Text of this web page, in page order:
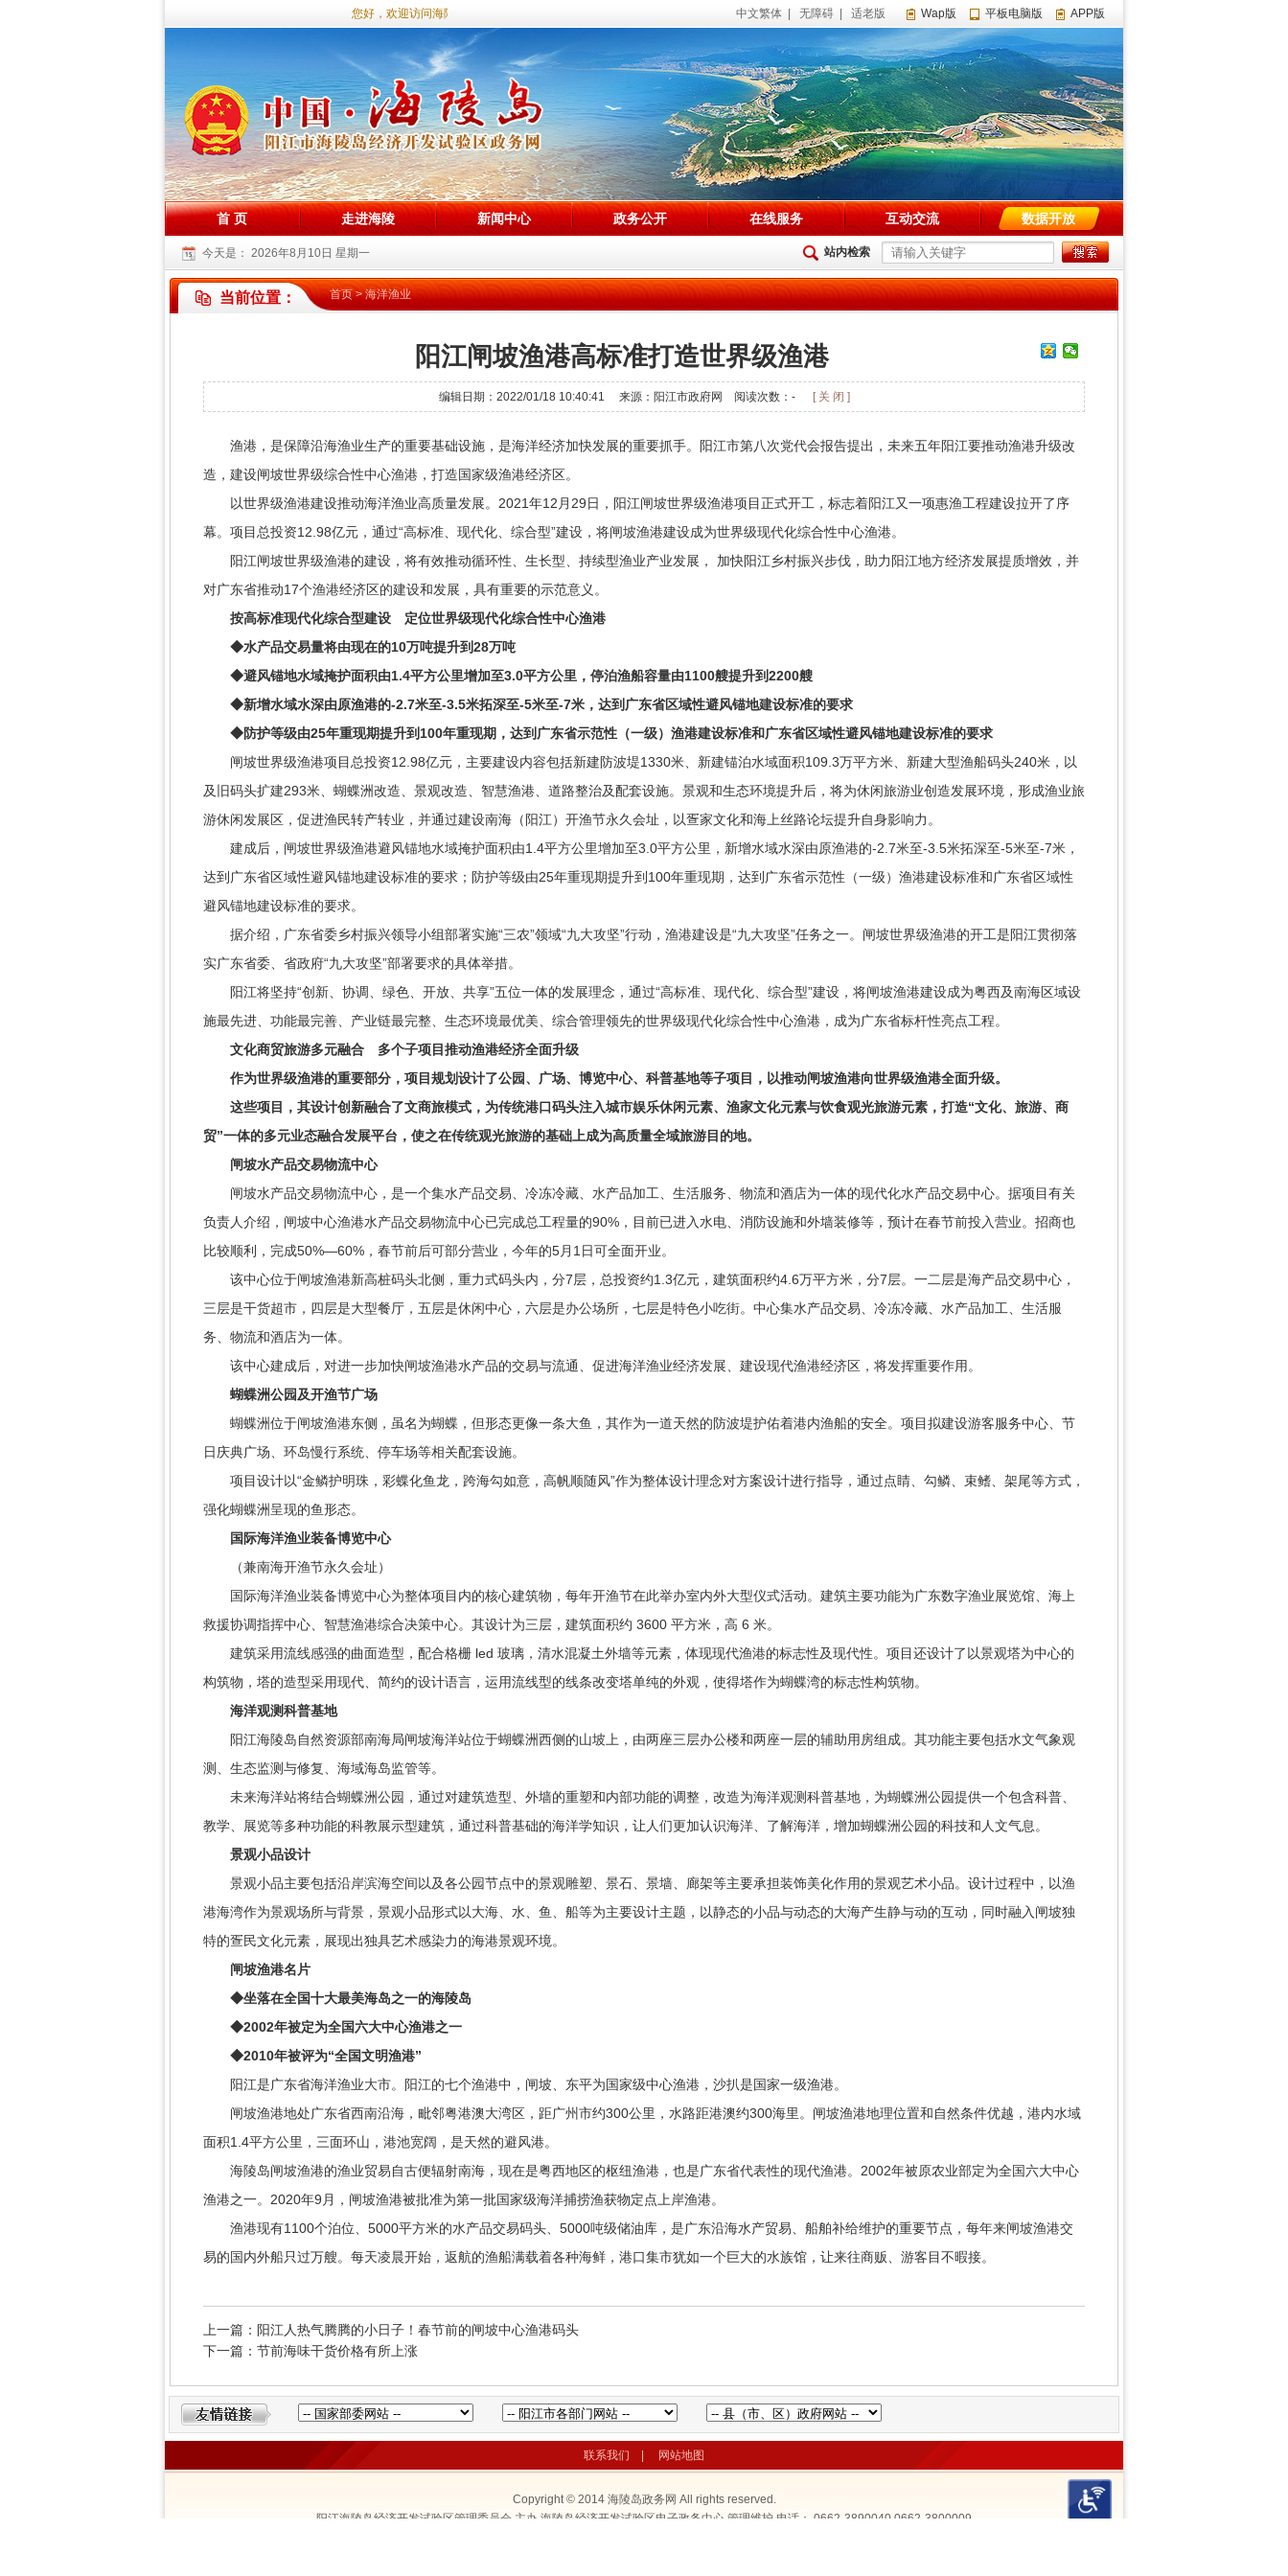
您好，欢迎访问海陵试验区政务网站！ 中文繁体 无障碍 适老版 Wap版 平板电脑版 APP版
首 页 走进海陵 新闻中心 政务公开 在线服务 互动交流 数据开放
今天是： 2026年8月10日 星期一 站内检索
当前位置： 首页>海洋渔业
阳江闸坡渔港高标准打造世界级渔港
编辑日期：2022/01/18 10:40:41 来源：阳江市政府网 阅读次数： - [ 关 闭 ]
渔港，是保障沿海渔业生产的重要基础设施，是海洋经济加快发展的重要抓手。阳江市第八次党代会报告提出，未来五年阳江要推动渔港升级改
造，建设闸坡世界级综合性中心渔港，打造国家级渔港经济区。
以世界级渔港建设推动海洋渔业高质量发展。2021年12月29日，阳江闸坡世界级渔港项目正式开工，标志着阳江又一项惠渔工程建设拉开了序
幕。项目总投资12.98亿元，通过“高标准、现代化、综合型”建设，将闸坡渔港建设成为世界级现代化综合性中心渔港。
阳江闸坡世界级渔港的建设，将有效推动循环性、生长型、持续型渔业产业发展， 加快阳江乡村振兴步伐，助力阳江地方经济发展提质增效，并
对广东省推动17个渔港经济区的建设和发展，具有重要的示范意义。
按高标准现代化综合型建设 定位世界级现代化综合性中心渔港
◆水产品交易量将由现在的10万吨提升到28万吨
◆避风锚地水域掩护面积由1.4平方公里增加至3.0平方公里，停泊渔船容量由1100艘提升到2200艘
◆新增水域水深由原渔港的-2.7米至-3.5米拓深至-5米至-7米，达到广东省区域性避风锚地建设标准的要求
◆防护等级由25年重现期提升到100年重现期，达到广东省示范性（一级）渔港建设标准和广东省区域性避风锚地建设标准的要求
闸坡世界级渔港项目总投资12.98亿元，主要建设内容包括新建防波堤1330米、新建锚泊水域面积109.3万平方米、新建大型渔船码头240米，以
及旧码头扩建293米、蝴蝶洲改造、景观改造、智慧渔港、道路整治及配套设施。景观和生态环境提升后，将为休闲旅游业创造发展环境，形成渔业旅
游休闲发展区，促进渔民转产转业，并通过建设南海（阳江）开渔节永久会址，以疍家文化和海上丝路论坛提升自身影响力。
建成后，闸坡世界级渔港避风锚地水域掩护面积由1.4平方公里增加至3.0平方公里，新增水域水深由原渔港的-2.7米至-3.5米拓深至-5米至-7米，
达到广东省区域性避风锚地建设标准的要求；防护等级由25年重现期提升到100年重现期，达到广东省示范性（一级）渔港建设标准和广东省区域性
避风锚地建设标准的要求。
据介绍，广东省委乡村振兴领导小组部署实施“三农”领域“九大攻坚”行动，渔港建设是“九大攻坚”任务之一。闸坡世界级渔港的开工是阳江贯彻落
实广东省委、省政府“九大攻坚”部署要求的具体举措。
阳江将坚持“创新、协调、绿色、开放、共享”五位一体的发展理念，通过“高标准、现代化、综合型”建设，将闸坡渔港建设成为粤西及南海区域设
施最先进、功能最完善、产业链最完整、生态环境最优美、综合管理领先的世界级现代化综合性中心渔港，成为广东省标杆性亮点工程。
文化商贸旅游多元融合 多个子项目推动渔港经济全面升级
作为世界级渔港的重要部分，项目规划设计了公园、广场、博览中心、科普基地等子项目，以推动闸坡渔港向世界级渔港全面升级。
这些项目，其设计创新融合了文商旅模式，为传统港口码头注入城市娱乐休闲元素、渔家文化元素与饮食观光旅游元素，打造“文化、旅游、商
贸”一体的多元业态融合发展平台，使之在传统观光旅游的基础上成为高质量全域旅游目的地。
闸坡水产品交易物流中心
闸坡水产品交易物流中心，是一个集水产品交易、冷冻冷藏、水产品加工、生活服务、物流和酒店为一体的现代化水产品交易中心。据项目有关
负责人介绍，闸坡中心渔港水产品交易物流中心已完成总工程量的90%，目前已进入水电、消防设施和外墙装修等，预计在春节前投入营业。招商也
比较顺利，完成50%—60%，春节前后可部分营业，今年的5月1日可全面开业。
该中心位于闸坡渔港新高桩码头北侧，重力式码头内，分7层，总投资约1.3亿元，建筑面积约4.6万平方米，分7层。一二层是海产品交易中心，
三层是干货超市，四层是大型餐厅，五层是休闲中心，六层是办公场所，七层是特色小吃街。中心集水产品交易、冷冻冷藏、水产品加工、生活服
务、物流和酒店为一体。
该中心建成后，对进一步加快闸坡渔港水产品的交易与流通、促进海洋渔业经济发展、建设现代渔港经济区，将发挥重要作用。
蝴蝶洲公园及开渔节广场
蝴蝶洲位于闸坡渔港东侧，虽名为蝴蝶，但形态更像一条大鱼，其作为一道天然的防波堤护佑着港内渔船的安全。项目拟建设游客服务中心、节
日庆典广场、环岛慢行系统、停车场等相关配套设施。
项目设计以“金鳞护明珠，彩蝶化鱼龙，跨海勾如意，高帆顺随风”作为整体设计理念对方案设计进行指导，通过点睛、勾鳞、束鳍、架尾等方式，
强化蝴蝶洲呈现的鱼形态。
国际海洋渔业装备博览中心
（兼南海开渔节永久会址）
国际海洋渔业装备博览中心为整体项目内的核心建筑物，每年开渔节在此举办室内外大型仪式活动。建筑主要功能为广东数字渔业展览馆、海上
救援协调指挥中心、智慧渔港综合决策中心。其设计为三层，建筑面积约 3600 平方米，高 6 米。
建筑采用流线感强的曲面造型，配合格栅 led 玻璃，清水混凝土外墙等元素，体现现代渔港的标志性及现代性。项目还设计了以景观塔为中心的
构筑物，塔的造型采用现代、简约的设计语言，运用流线型的线条改变塔单纯的外观，使得塔作为蝴蝶湾的标志性构筑物。
海洋观测科普基地
阳江海陵岛自然资源部南海局闸坡海洋站位于蝴蝶洲西侧的山坡上，由两座三层办公楼和两座一层的辅助用房组成。其功能主要包括水文气象观
测、生态监测与修复、海域海岛监管等。
未来海洋站将结合蝴蝶洲公园，通过对建筑造型、外墙的重塑和内部功能的调整，改造为海洋观测科普基地，为蝴蝶洲公园提供一个包含科普、
教学、展览等多种功能的科教展示型建筑，通过科普基础的海洋学知识，让人们更加认识海洋、了解海洋，增加蝴蝶洲公园的科技和人文气息。
景观小品设计
景观小品主要包括沿岸滨海空间以及各公园节点中的景观雕塑、景石、景墙、廊架等主要承担装饰美化作用的景观艺术小品。设计过程中，以渔
港海湾作为景观场所与背景，景观小品形式以大海、水、鱼、船等为主要设计主题，以静态的小品与动态的大海产生静与动的互动，同时融入闸坡独
特的疍民文化元素，展现出独具艺术感染力的海港景观环境。
闸坡渔港名片
◆坐落在全国十大最美海岛之一的海陵岛
◆2002年被定为全国六大中心渔港之一
◆2010年被评为“全国文明渔港”
阳江是广东省海洋渔业大市。阳江的七个渔港中，闸坡、东平为国家级中心渔港，沙扒是国家一级渔港。
闸坡渔港地处广东省西南沿海，毗邻粤港澳大湾区，距广州市约300公里，水路距港澳约300海里。闸坡渔港地理位置和自然条件优越，港内水域
面积1.4平方公里，三面环山，港池宽阔，是天然的避风港。
海陵岛闸坡渔港的渔业贸易自古便辐射南海，现在是粤西地区的枢纽渔港，也是广东省代表性的现代渔港。2002年被原农业部定为全国六大中心
渔港之一。2020年9月，闸坡渔港被批准为第一批国家级海洋捕捞渔获物定点上岸渔港。
渔港现有1100个泊位、5000平方米的水产品交易码头、5000吨级储油库，是广东沿海水产贸易、船舶补给维护的重要节点，每年来闸坡渔港交
易的国内外船只过万艘。每天凌晨开始，返航的渔船满载着各种海鲜，港口集市犹如一个巨大的水族馆，让来往商贩、游客目不暇接。
上一篇：阳江人热气腾腾的小日子！春节前的闸坡中心渔港码头
下一篇：节前海味干货价格有所上涨
联系我们 网站地图
Copyright © 2014海陵岛政务网 All rights reserved.
阳江海陵岛经济开发试验区管理委员会 主办 海陵岛经济开发试验区电子政务中心 管理维护 电话： 0662-3890040 0662-3800009